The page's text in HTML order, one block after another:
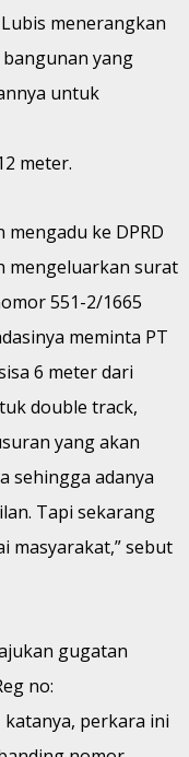
menerangkan
yang
untuk
meter.
ke DPRD
mengeluarkan surat
551-2/1665
meminta PT
6 meter dari
double track,
yang akan
sehingga adanya
Tapi sekarang
masyarakat,” sebut
gugatan
no:
katanya, perkara ini